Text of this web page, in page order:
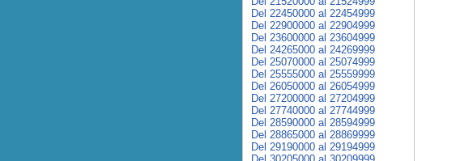
Del 22450000 al 22454999
Del 22900000 al 22904999
Del 23600000 al 23604999
Del 24265000 al 24269999
Del 25070000 al 25074999
Del 25555000 al 25559999
Del 26050000 al 26054999
Del 27200000 al 27204999
Del 27740000 al 27744999
Del 28590000 al 28594999
Del 28865000 al 28869999
Del 29190000 al 29194999